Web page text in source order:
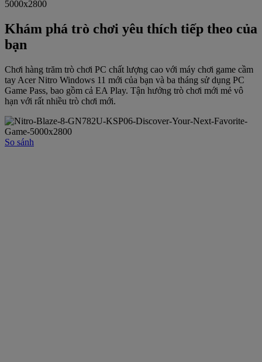
Khám phá trò chơi yêu thích tiếp theo của
bạn
Chơi hàng trăm trò chơi PC chất lượng cao với máy chơi game cầm
tay Acer Nitro Windows 11 mới của bạn và ba tháng sử dụng PC
Game Pass, bao gồm cả EA Play. Tận hưởng trò chơi mới mẻ vô
hạn với rất nhiều trò chơi mới.
So sánh